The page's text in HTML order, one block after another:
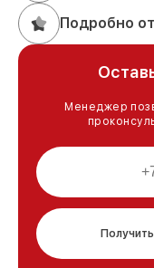
Подробно
Менеджер